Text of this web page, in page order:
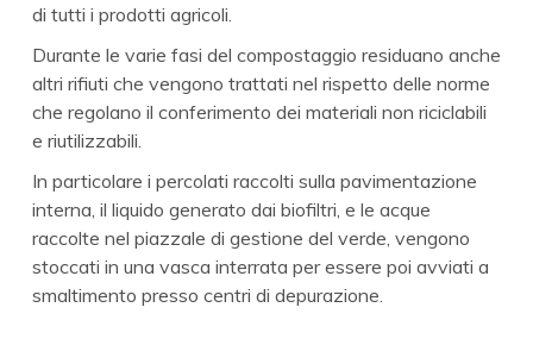
di tutti i prodotti agricoli.
Durante le varie fasi del compostaggio residuano anche
altri rifiuti che vengono trattati nel rispetto delle norme
che regolano il conferimento dei materiali non riciclabili
e riutilizzabili.
In particolare i percolati raccolti sulla pavimentazione
interna, il liquido generato dai biofiltri, e le acque
raccolte nel piazzale di gestione del verde, vengono
stoccati in una vasca interrata per essere poi avviati a
smaltimento presso centri di depurazione.